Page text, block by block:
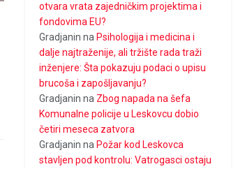
otvara vrata zajedničkim projektima i
fondovima EU?
Gradjanin na Psihologija i medicina i
dalje najtraženije, ali tržište rada traži
inženjere: Šta pokazuju podaci o upisu
brucoša i zapošljavanju?
Gradjanin na Zbog napada na šefa
Komunalne policije u Leskovcu dobio
četiri meseca zatvora
Gradjanin na Požar kod Leskovca
stavljen pod kontrolu: Vatrogasci ostaju